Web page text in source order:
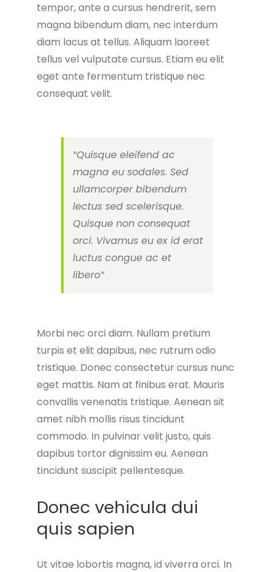
tempor, ante a cursus hendrerit, sem
magna bibendum diam, nec interdum
diam lacus at tellus. Aliquam laoreet
tellus vel vulputate cursus. Etiam eu elit
eget ante fermentum tristique nec
consequat velit.
“Quisque eleifend ac
magna eu sodales. Sed
ullamcorper bibendum
lectus sed scelerisque.
Quisque non consequat
orci. Vivamus eu ex id erat
luctus congue ac et
libero”
Morbi nec orci diam. Nullam pretium
turpis et elit dapibus, nec rutrum odio
tristique. Donec consectetur cursus nunc
eget mattis. Nam at finibus erat. Mauris
convallis venenatis tristique. Aenean sit
amet nibh mollis risus tincidunt
commodo. In pulvinar velit justo, quis
dapibus tortor dignissim eu. Aenean
tincidunt suscipit pellentesque.
Donec vehicula dui
quis sapien
Ut vitae lobortis magna, id viverra orci. In